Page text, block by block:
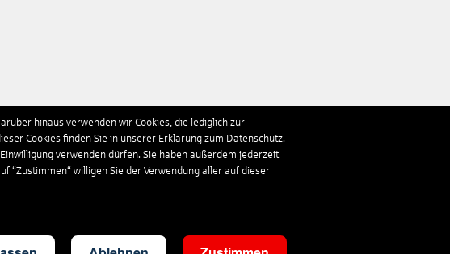
hinaus verwenden wir Cookies, die lediglich zur
Cookies finden Sie in unserer Erklärung zum Datenschutz.
verwenden dürfen. Sie haben außerdem jederzeit
“Zustimmen“ willigen Sie der Verwendung aller auf dieser